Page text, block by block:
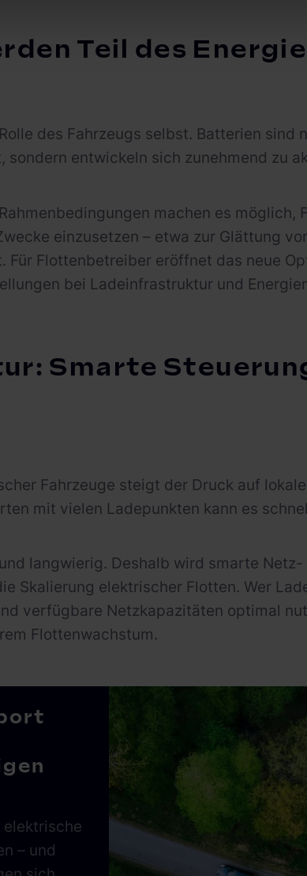
Teil des
des Fahrzeugs selbst. Batterien sind
sondern entwickeln sich zunehmend zu
machen es möglich,
einzusetzen – etwa zur Glättung
Für Flottenbetreiber eröffnet das neue
bei Ladeinfrastruktur und
Smarte
Fahrzeuge steigt der Druck auf
mit vielen Ladepunkten kann es
langwierig. Deshalb wird smarte
Skalierung elektrischer Flotten. Wer
verfügbare Netzkapazitäten optimal
Flottenwachstum.
elektrische
– und